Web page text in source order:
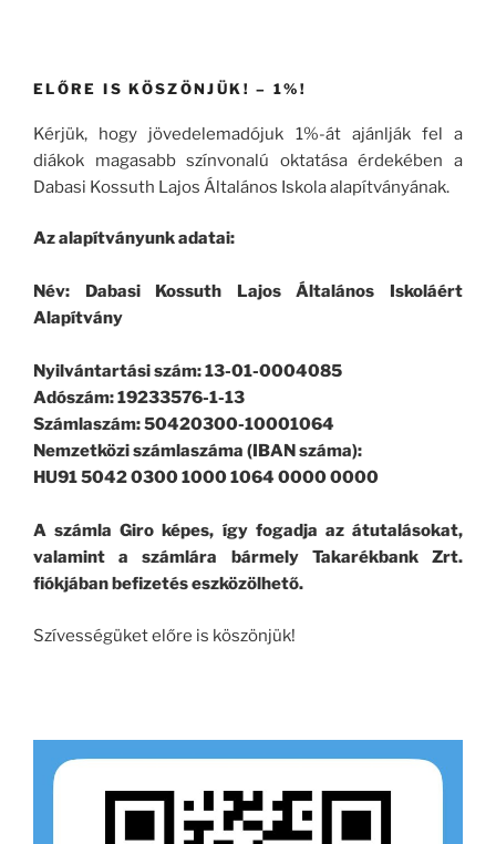
ELŐRE IS KÖSZÖNJÜK! – 1%!
Kérjük, hogy jövedelemadójuk 1%-át ajánlják fel a
diákok magasabb színvonalú oktatása érdekében a
Dabasi Kossuth Lajos Általános Iskola alapítványának.
Az alapítványunk adatai:
Név: Dabasi Kossuth Lajos Általános Iskoláért
Alapítvány
Nyilvántartási szám: 13-01-0004085
Adószám: 19233576-1-13
Számlaszám: 50420300-10001064
Nemzetközi számlaszáma (IBAN száma):
HU91 5042 0300 1000 1064 0000 0000
A számla Giro képes, így fogadja az átutalásokat,
valamint a számlára bármely Takarékbank Zrt.
fiókjában befizetés eszközölhető.
Szívességüket előre is köszönjük!